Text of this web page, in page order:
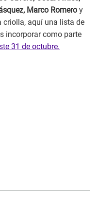
Marco Romero y
criolla, aquí una lista de
incorporar como parte
31 de octubre.